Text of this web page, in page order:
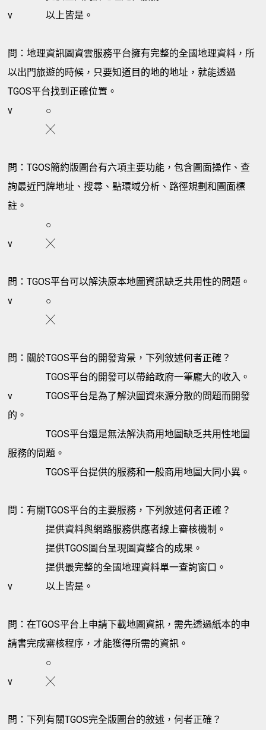
v
以上皆是。
問：地理資訊圖資雲服務平台擁有完整的全國地理資料，所
以出門旅遊的時候，只要知道目的地的地址，就能透過
TGOS平台找到正確位置。
v
○
╳
問：TGOS簡約版圖台有六項主要功能，包含圖面操作、查
詢最近門牌地址、搜尋、點環域分析、路徑規劃和圖面標
註。
○
v
╳
問：TGOS平台可以解決原本地圖資訊缺乏共用性的問題。
v
○
╳
問：關於TGOS平台的開發背景，下列敘述何者正確？
TGOS平台的開發可以帶給政府一筆龐大的收入。
v
TGOS平台是為了解決圖資來源分散的問題而開發
的。
TGOS平台還是無法解決商用地圖缺乏共用性地圖
服務的問題。
TGOS平台提供的服務和一般商用地圖大同小異。
問：有關TGOS平台的主要服務，下列敘述何者正確？
提供資料與網路服務供應者線上審核機制。
提供TGOS圖台呈現圖資整合的成果。
提供最完整的全國地理資料單一查詢窗口。
v
以上皆是。
問：在TGOS平台上申請下載地圖資訊，需先透過紙本的申
請書完成審核程序，才能獲得所需的資訊。
○
v
╳
問：下列有關TGOS完全版圖台的敘述，何者正確？